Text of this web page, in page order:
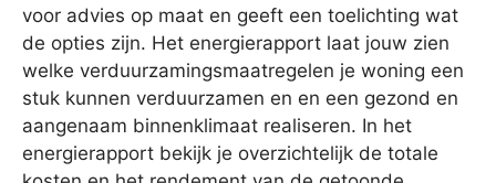
voor advies op maat en geeft een toelichting wat
de opties zijn. Het energierapport laat jouw zien
welke verduurzamingsmaatregelen je woning een
stuk kunnen verduurzamen en en een gezond en
aangenaam binnenklimaat realiseren. In het
energierapport bekijk je overzichtelijk de totale